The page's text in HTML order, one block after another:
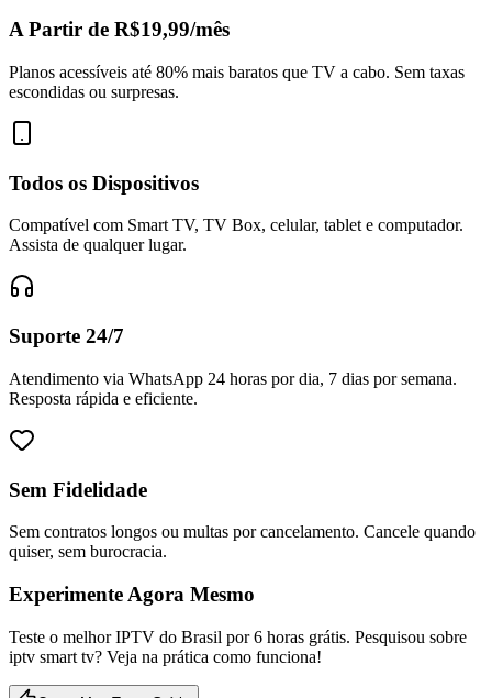
A Partir de R$19,99/mês
Planos acessíveis até 80% mais baratos que TV a cabo. Sem taxas
escondidas ou surpresas.
Todos os Dispositivos
Compatível com Smart TV, TV Box, celular, tablet e computador.
Assista de qualquer lugar.
Suporte 24/7
Atendimento via WhatsApp 24 horas por dia, 7 dias por semana.
Resposta rápida e eficiente.
Sem Fidelidade
Sem contratos longos ou multas por cancelamento. Cancele quando
quiser, sem burocracia.
Experimente Agora Mesmo
Teste o melhor IPTV do Brasil por 6 horas grátis. Pesquisou sobre
iptv smart tv? Veja na prática como funciona!